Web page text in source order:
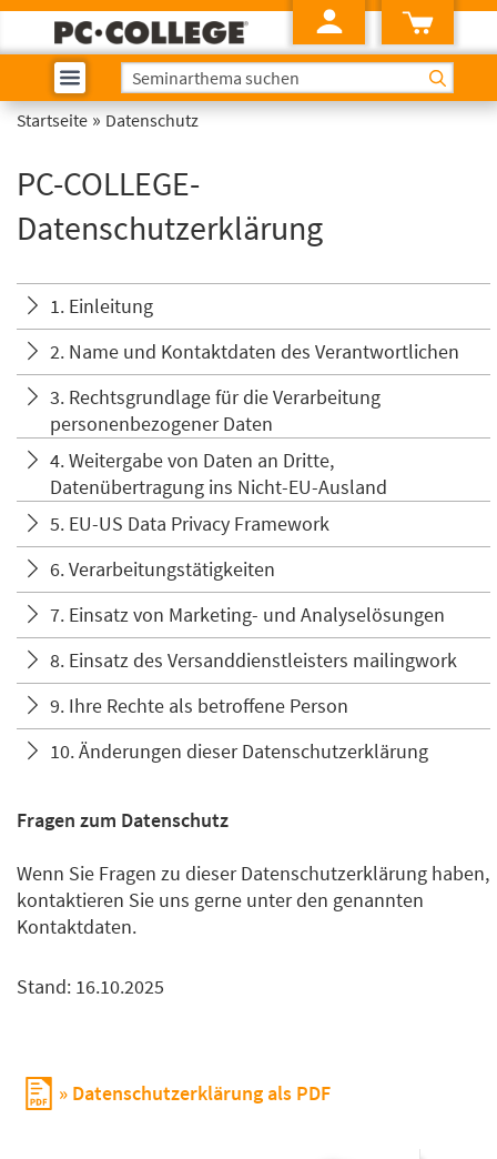
Startseite » Datenschutz
PC-COLLEGE-
Datenschutzerklärung
1. Einleitung
2. Name und Kontaktdaten des Verantwortlichen
3. Rechtsgrundlage für die Verarbeitung
personenbezogener Daten
4. Weitergabe von Daten an Dritte,
Datenübertragung ins Nicht-EU-Ausland
5. EU-US Data Privacy Framework
6. Verarbeitungstätigkeiten
7. Einsatz von Marketing- und Analyselösungen
8. Einsatz des Versanddienstleisters mailingwork
9. Ihre Rechte als betroffene Person
10. Änderungen dieser Datenschutzerklärung
Fragen zum Datenschutz
Wenn Sie Fragen zu dieser Datenschutzerklärung haben,
kontaktieren Sie uns gerne unter den genannten
Kontaktdaten.
Stand: 16.10.2025
Datenschutzerklärung als PDF